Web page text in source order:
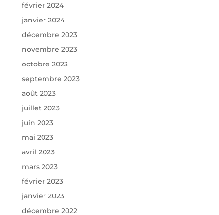
février 2024
janvier 2024
décembre 2023
novembre 2023
octobre 2023
septembre 2023
août 2023
juillet 2023
juin 2023
mai 2023
avril 2023
mars 2023
février 2023
janvier 2023
décembre 2022